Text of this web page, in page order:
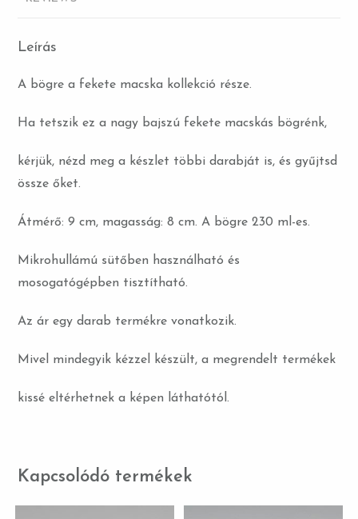
Leírás
A bögre a fekete macska kollekció része.
Ha tetszik ez a nagy bajszú fekete macskás bögrénk,
kérjük, nézd meg a készlet többi darabját is, és gyűjtsd
össze őket.
Átmérő: 9 cm, magasság: 8 cm. A bögre 230 ml-es.
Mikrohullámú sütőben használható és
mosogatógépben tisztítható.
Az ár egy darab termékre vonatkozik.
Mivel mindegyik kézzel készült, a megrendelt termékek
kissé eltérhetnek a képen láthatótól.
Kapcsolódó termékek